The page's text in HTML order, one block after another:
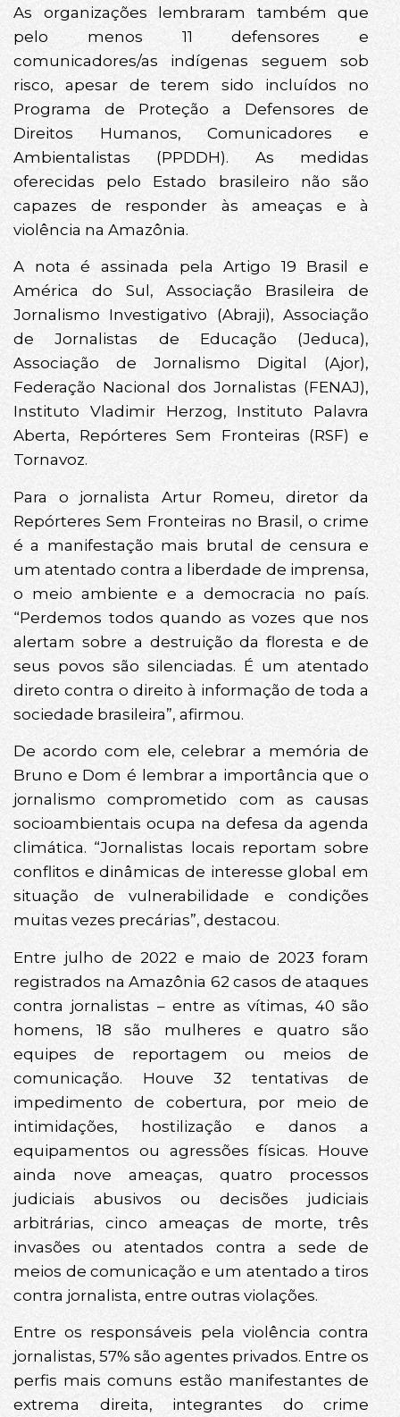
As organizações lembraram também que
pelo menos 11 defensores e
comunicadores/as indígenas seguem sob
risco, apesar de terem sido incluídos no
Programa de Proteção a Defensores de
Direitos Humanos, Comunicadores e
Ambientalistas (PPDDH). As medidas
oferecidas pelo Estado brasileiro não são
capazes de responder às ameaças e à
violência na Amazônia.
A nota é assinada pela Artigo 19 Brasil e
América do Sul, Associação Brasileira de
Jornalismo Investigativo (Abraji), Associação
de Jornalistas de Educação (Jeduca),
Associação de Jornalismo Digital (Ajor),
Federação Nacional dos Jornalistas (FENAJ),
Instituto Vladimir Herzog, Instituto Palavra
Aberta, Repórteres Sem Fronteiras (RSF) e
Tornavoz.
Para o jornalista Artur Romeu, diretor da
Repórteres Sem Fronteiras no Brasil, o crime
é a manifestação mais brutal de censura e
um atentado contra a liberdade de imprensa,
o meio ambiente e a democracia no país.
“Perdemos todos quando as vozes que nos
alertam sobre a destruição da floresta e de
seus povos são silenciadas. É um atentado
direto contra o direito à informação de toda a
sociedade brasileira”, afirmou.
De acordo com ele, celebrar a memória de
Bruno e Dom é lembrar a importância que o
jornalismo comprometido com as causas
socioambientais ocupa na defesa da agenda
climática. “Jornalistas locais reportam sobre
conflitos e dinâmicas de interesse global em
situação de vulnerabilidade e condições
muitas vezes precárias”, destacou.
Entre julho de 2022 e maio de 2023 foram
registrados na Amazônia 62 casos de ataques
contra jornalistas – entre as vítimas, 40 são
homens, 18 são mulheres e quatro são
equipes de reportagem ou meios de
comunicação. Houve 32 tentativas de
impedimento de cobertura, por meio de
intimidações, hostilização e danos a
equipamentos ou agressões físicas. Houve
ainda nove ameaças, quatro processos
judiciais abusivos ou decisões judiciais
arbitrárias, cinco ameaças de morte, três
invasões ou atentados contra a sede de
meios de comunicação e um atentado a tiros
contra jornalista, entre outras violações.
Entre os responsáveis pela violência contra
jornalistas, 57% são agentes privados. Entre os
perfis mais comuns estão manifestantes de
extrema direita, integrantes do crime